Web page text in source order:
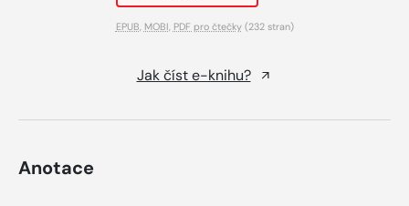
EPUB MOBI PDF pro čtečky(232 stran)
Jak číst e-knihu?
Anotace